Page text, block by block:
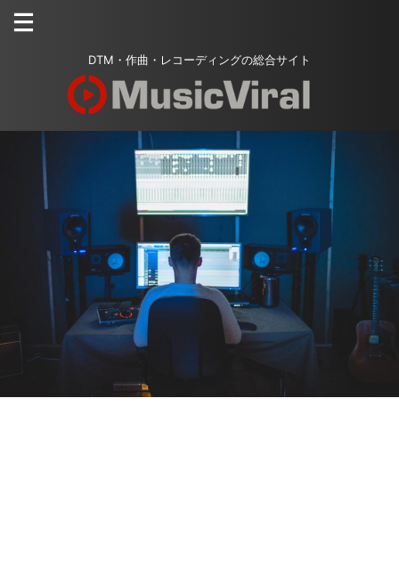
DTM・作曲・レコーディングの総合サイト